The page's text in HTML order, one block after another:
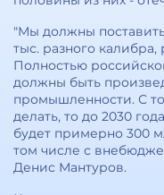
"Мы должны
тыс. разного
Полностью
должны быть
промышленности. С
делать, то до 2030
будет примерно 300
том числе с
Денис Мантуров.